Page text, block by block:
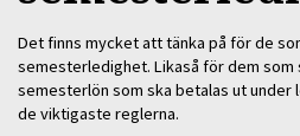
Det finns mycket att tänka på för de
semesterledighet. Likaså för dem som
semesterlön som ska betalas ut under
de viktigaste reglerna.